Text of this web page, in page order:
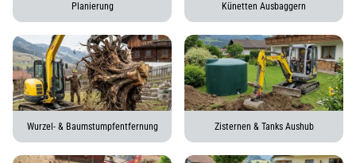
Planierung Künetten Ausbaggern
Wurzel- & Baumstumpfentfernung Zisternen & Tanks Aushub